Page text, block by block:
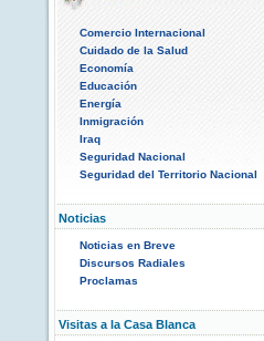
Comercio Internacional
Cuidado de la Salud
Economía
Educación
Energía
Inmigración
Iraq
Seguridad Nacional
Seguridad del Territorio Nacional
Noticias
Noticias en Breve
Discursos Radiales
Proclamas
Visitas a la Casa Blanca